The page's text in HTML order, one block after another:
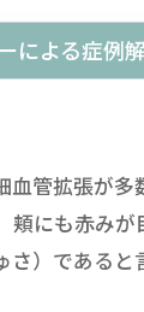
による症例
血管拡張が多
頬にも赤みが
さ）であると